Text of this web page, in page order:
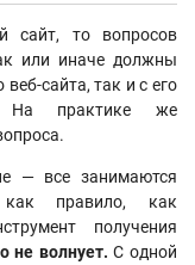
сайт, то вопросов
или иначе должны
сайта, так и с его
На практике же
— все занимаются
правило, как
получения
не волнует. С одной